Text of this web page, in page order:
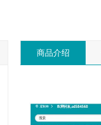
商品介绍